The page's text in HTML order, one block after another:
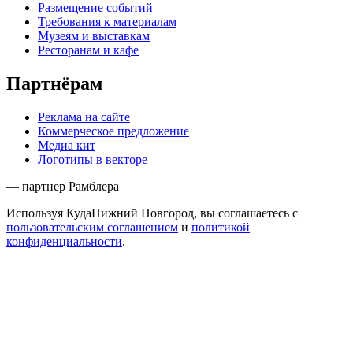
Размещение событий
Требования к материалам
Музеям и выставкам
Ресторанам и кафе
Партнёрам
Реклама на сайте
Коммерческое предложение
Медиа кит
Логотипы в векторе
— партнер Рамблера
Используя КудаНижний Новгород, вы соглашаетесь с
пользовательским соглашением и политикой
конфиденциальности.